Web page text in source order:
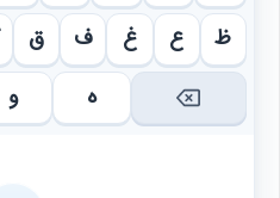
ظ
ع غ ف ق
ه
و